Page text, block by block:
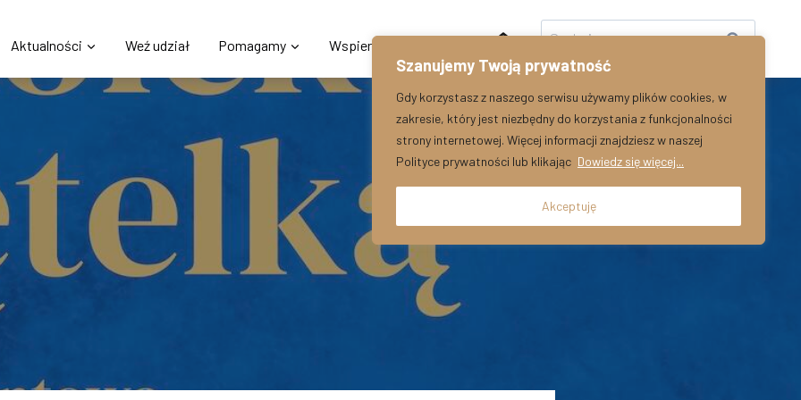
Szanujemy Twoją prywatność
Gdy korzystasz z naszego serwisu używamy plików cookies, w
zakresie, który jest niezbędny do korzystania z funkcjonalności
strony internetowej. Więcej informacji znajdziesz w naszej
Polityce prywatności lub klikając Dowiedz się więcej...
Akceptuję
Aktualności Weź udział Pomagamy Wspieraj
Szukaj: